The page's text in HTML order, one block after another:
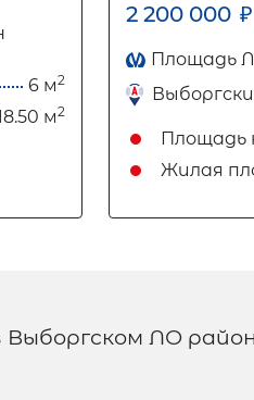
6 м2
м2
2 200 000 ₽
Площадь
Площадь
Жилая
ЛО